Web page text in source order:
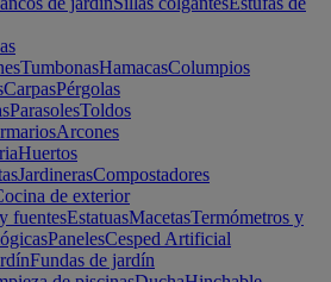
TumbonasHamacasColumpios
CarpasPérgolas
ParasolesToldos
Arcones
Huertos
JardinerasCompostadores
de exterior
fuentesEstatuasMacetasTermómetros y
PanelesCesped Artificial
Fundas de jardín